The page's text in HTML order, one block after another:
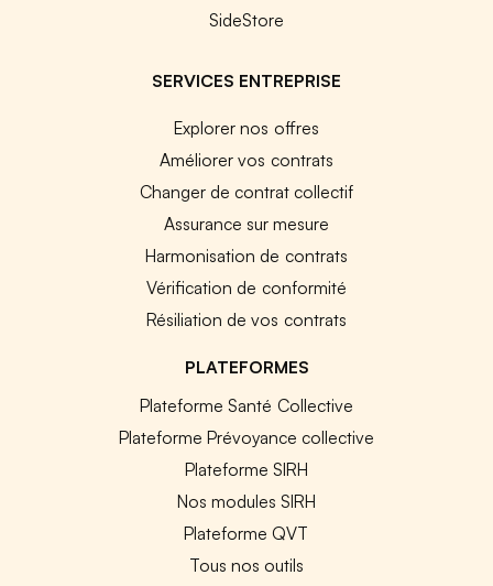
SideStore
SERVICES ENTREPRISE
Explorer nos offres
Améliorer vos contrats
Changer de contrat collectif
Assurance sur mesure
Harmonisation de contrats
Vérification de conformité
Résiliation de vos contrats
PLATEFORMES
Plateforme Santé Collective
Plateforme Prévoyance collective
Plateforme SIRH
Nos modules SIRH
Plateforme QVT
Tous nos outils